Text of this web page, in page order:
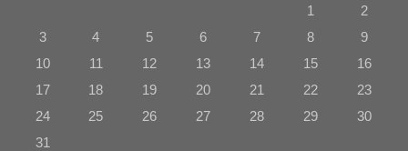
1
2
3
4 5 6 7 8
9
10
11 12 13 14 15
16
17
18 19 20 21 22
23
24
25 26 27 28 29
30
31